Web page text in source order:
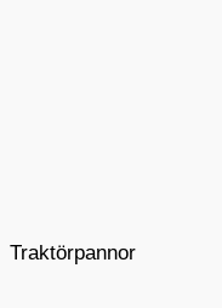
Traktörpannor